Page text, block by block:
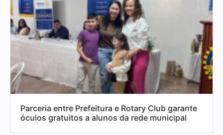
Parceria entre Prefeitura e Rotary Club garante
óculos gratuitos a alunos da rede municipal